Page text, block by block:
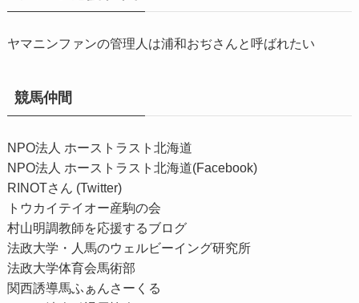
ヤマニンファンの管理人は浦和おぢさんと呼ばれたい
競馬仲間
NPO法人 ホーストラスト北海道
NPO法人 ホーストラスト北海道(Facebook)
RINOTさん (Twitter)
トウカイテイオー産駒の会
村山明調教師を応援するブログ
法政大学・人馬のウェルビーイング研究所
法政大学体育会馬術部
関西誘導馬ふぁんさーくる